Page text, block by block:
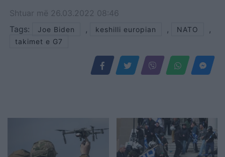
Shtuar më 26.03.2022 08:46
Tags:
Joe Biden , keshilli europian , NATO ,
takimet e G7